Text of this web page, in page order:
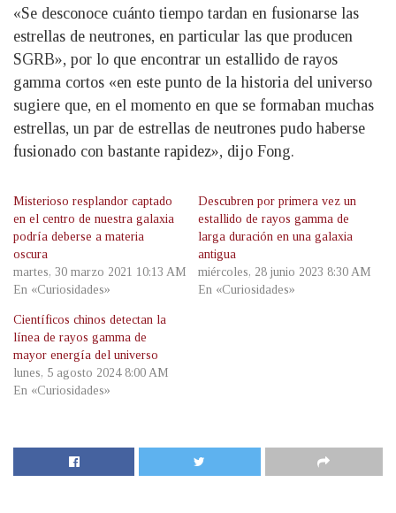
«Se desconoce cuánto tiempo tardan en fusionarse las
estrellas de neutrones, en particular las que producen
SGRB», por lo que encontrar un estallido de rayos
gamma cortos «en este punto de la historia del universo
sugiere que, en el momento en que se formaban muchas
estrellas, un par de estrellas de neutrones pudo haberse
fusionado con bastante rapidez», dijo Fong.
Misterioso resplandor captado
en el centro de nuestra galaxia
podría deberse a materia
oscura
martes, 30 marzo 2021 10:13 AM
En «Curiosidades»
Descubren por primera vez un
estallido de rayos gamma de
larga duración en una galaxia
antigua
miércoles, 28 junio 2023 8:30 AM
En «Curiosidades»
Científicos chinos detectan la
línea de rayos gamma de
mayor energía del universo
lunes, 5 agosto 2024 8:00 AM
En «Curiosidades»